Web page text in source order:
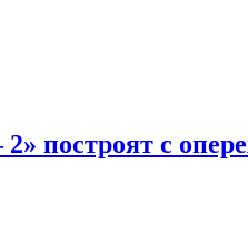
построят с